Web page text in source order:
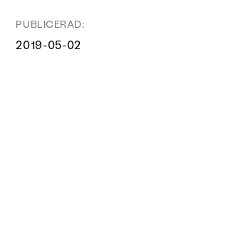
PUBLICERAD:
2019-05-02